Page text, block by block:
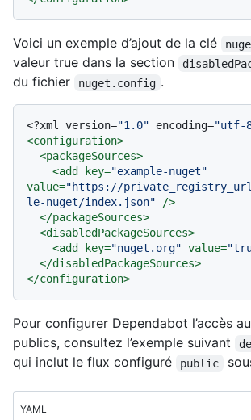
Voici un exemple d’ajout de la clé
valeur true dans la section
du fichier nuget.config .
<?xml version="1.0" encoding="utf-
<configuration>
<packageSources>
<add key="example-nuget"
value="https://private_registry_url/
le-nuget/index.json" />
</packageSources>
<disabledPackageSources>
<add key="nuget.org" value=
</disabledPackageSources>
</configuration>
Pour configurer Dependabot l’accès
publics, consultez l’exemple suivant
qui inclut le flux configuré public
YAML